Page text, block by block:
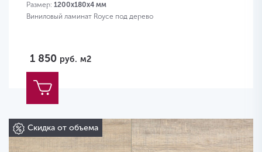
Размер: 1200х180х4 мм
Виниловый ламинат Royce под дерево
1 850 руб. м2
Скидка от объема